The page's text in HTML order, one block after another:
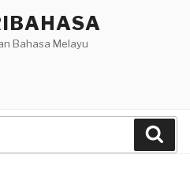
Bahasa Melayu